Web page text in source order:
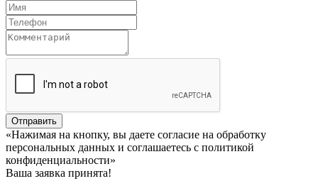
Отправить
«Нажимая на кнопку, вы даете согласие на обработку
персональных данных и соглашаетесь c политикой
конфиденциальности»
Ваша заявка принята!